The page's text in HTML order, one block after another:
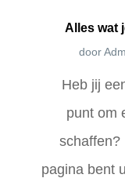
Alles wat
door
Heb jij
punt om
schaffen?
pagina bent